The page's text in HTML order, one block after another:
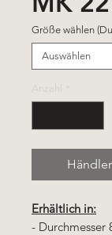
Größe wählen
Anzahl
Erhältlich in:
- Durchmesser